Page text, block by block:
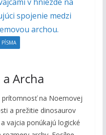
PÍSMA
Archa
prítomnosť na Noemovej
a prežitie dinosaurov
vajcia ponúkajú logické